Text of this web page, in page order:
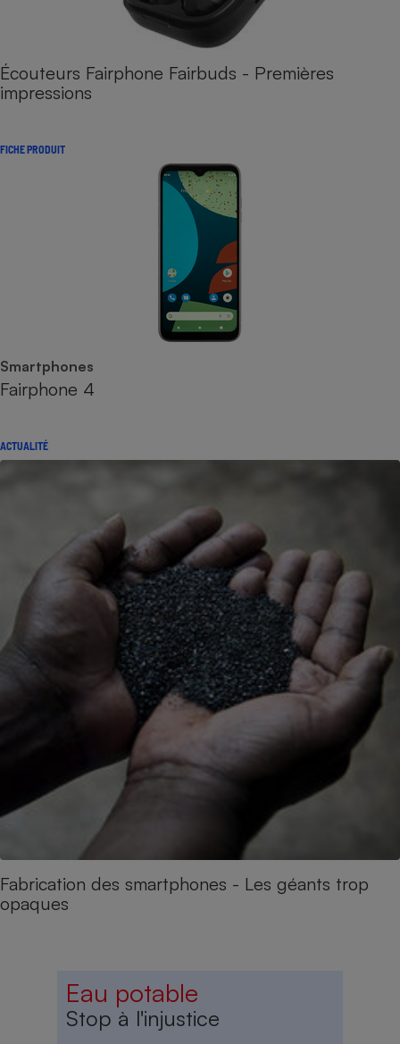
Écouteurs Fairphone Fairbuds - Premières
impressions
FICHE PRODUIT
Smartphones
Fairphone 4
ACTUALITÉ
Fabrication des smartphones - Les géants trop
opaques
Eau potable
Stop à l'injustice